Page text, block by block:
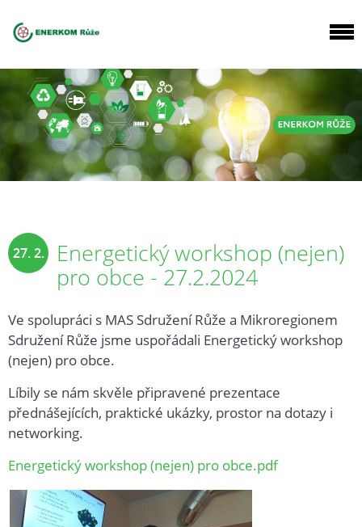
27. 2.
Energetický workshop (nejen)
pro obce - 27.2.2024
Ve spolupráci s MAS Sdružení Růže a Mikroregionem
Sdružení Růže jsme uspořádali Energetický workshop
(nejen) pro obce.
Líbily se nám skvěle připravené prezentace
přednášejících, praktické ukázky, prostor na dotazy i
networking.
Energetický workshop (nejen) pro obce.pdf